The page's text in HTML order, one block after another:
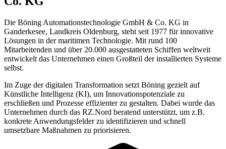
Die Böning Automationstechnologie GmbH & Co. KG in
Ganderkesee, Landkreis Oldenburg, steht seit 1977 für innovative
Lösungen in der maritimen Technologie. Mit rund 100
Mitarbeitenden und über 20.000 ausgestatteten Schiffen weltweit
entwickelt das Unternehmen einen Großteil der installierten Systeme
selbst.
Im Zuge der digitalen Transformation setzt Böning gezielt auf
Künstliche Intelligenz (KI), um Innovationspotenziale zu
erschließen und Prozesse effizienter zu gestalten. Dabei wurde das
Unternehmen durch das RZ.Nord beratend unterstützt, um z.B.
konkrete Anwendungsfelder zu identifizieren und schnell
umsetzbare Maßnahmen zu priorisieren.